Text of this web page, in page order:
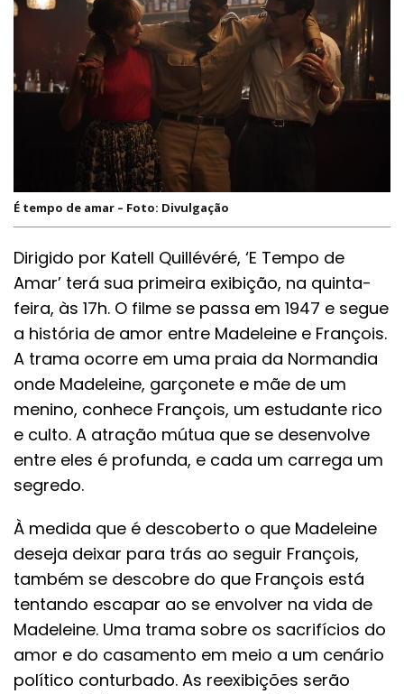
É tempo de amar – Foto: Divulgação
Dirigido por Katell Quillévéré, ‘E Tempo de
Amar’ terá sua primeira exibição, na quinta-
feira, às 17h. O filme se passa em 1947 e segue
a história de amor entre Madeleine e François.
A trama ocorre em uma praia da Normandia
onde Madeleine, garçonete e mãe de um
menino, conhece François, um estudante rico
e culto. A atração mútua que se desenvolve
entre eles é profunda, e cada um carrega um
segredo.
À medida que é descoberto o que Madeleine
deseja deixar para trás ao seguir François,
também se descobre do que François está
tentando escapar ao se envolver na vida de
Madeleine. Uma trama sobre os sacrifícios do
amor e do casamento em meio a um cenário
político conturbado. As reexibições serão